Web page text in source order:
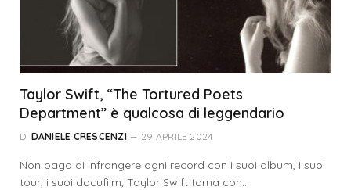
Taylor Swift, “The Tortured Poets
Department” è qualcosa di leggendario
DI DANIELE CRESCENZI 29 APRILE 2024
Non paga di infrangere ogni record con i suoi album, i suoi
tour, i suoi docufilm, Taylor Swift torna con…